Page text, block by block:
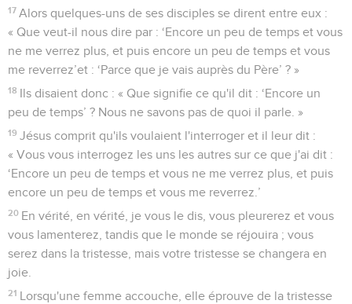
17 Alors quelques-uns de ses disciples se dirent entre eux :
« Que veut-il nous dire par : ‘Encore un peu de temps et vous
ne me verrez plus, et puis encore un peu de temps et vous
me reverrez’et : ‘Parce que je vais auprès du Père’ ? »
18 Ils disaient donc : « Que signifie ce qu'il dit : ‘Encore un
peu de temps’ ? Nous ne savons pas de quoi il parle. »
19 Jésus comprit qu'ils voulaient l'interroger et il leur dit :
« Vous vous interrogez les uns les autres sur ce que j'ai dit :
‘Encore un peu de temps et vous ne me verrez plus, et puis
encore un peu de temps et vous me reverrez.’
20 En vérité, en vérité, je vous le dis, vous pleurerez et vous
vous lamenterez, tandis que le monde se réjouira ; vous
serez dans la tristesse, mais votre tristesse se changera en
joie.
21 Lorsqu'une femme accouche, elle éprouve de la tristesse